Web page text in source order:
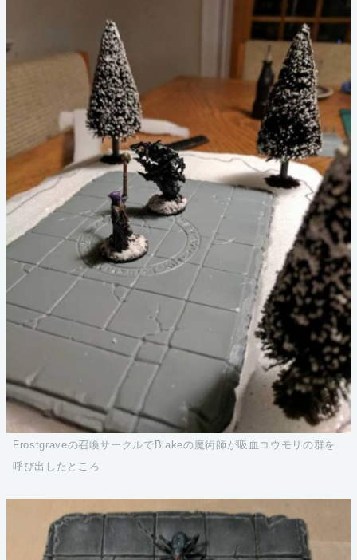
Frostgraveの召喚サークルでBlakeの魔術師が吸血コウモリの群を
呼び出したところ